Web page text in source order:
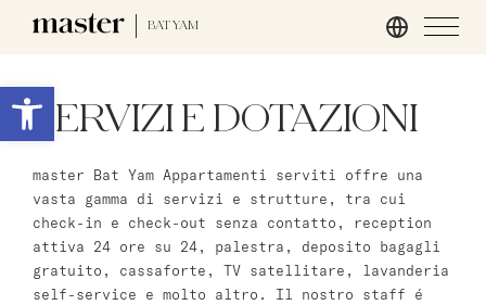
BAT YAM
Roma
master Trevi
Londra
master St. Paul’s
master Cannon
master Farringdon
SERVIZI E DOTAZIONI
master Bat Yam Appartamenti serviti offre una
vasta gamma di servizi e strutture, tra cui
check-in e check-out senza contatto, reception
attiva 24 ore su 24, palestra, deposito bagagli
gratuito, cassaforte, TV satellitare, lavanderia
self-service e molto altro. Il nostro staff é
Apri la barra degli strumenti